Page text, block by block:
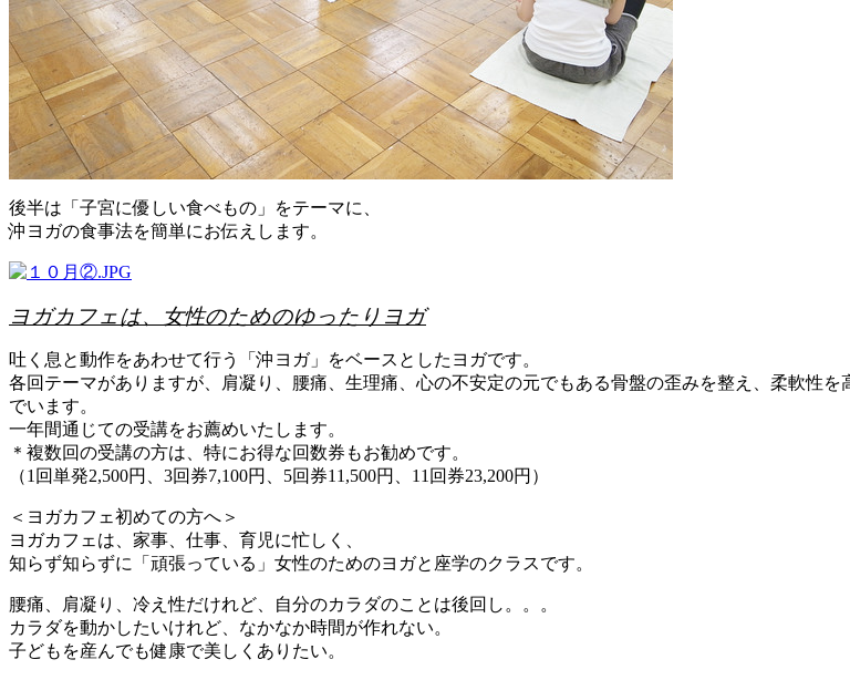
後半は「子宮に優しい食べもの」をテーマに、
沖ヨガの食事法を簡単にお伝えします。
ヨガカフェは、女性のためのゆったりヨガ
吐く息と動作をあわせて行う「沖ヨガ」をベースとしたヨガです。
各回テーマがありますが、肩凝り、腰痛、生理痛、心の不安定の元でもある骨盤の歪みを整え、柔軟性
でいます。
一年間通じての受講をお薦めいたします。
＊複数回の受講の方は、特にお得な回数券もお勧めです。
（1回単発2,500円、3回券7,100円、5回券11,500円、11回券23,200円）
＜ヨガカフェ初めての方へ＞
ヨガカフェは、家事、仕事、育児に忙しく、
知らず知らずに「頑張っている」女性のためのヨガと座学のクラスです。
腰痛、肩凝り、冷え性だけれど、自分のカラダのことは後回し。。。
カラダを動かしたいけれど、なかなか時間が作れない。
子どもを産んでも健康で美しくありたい。